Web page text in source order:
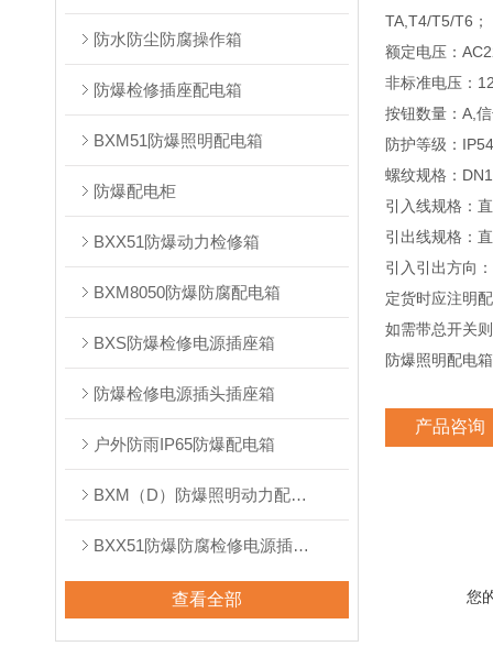
防水防尘防腐操作箱
防爆检修插座配电箱
BXM51防爆照明配电箱
防爆配电柜
BXX51防爆动力检修箱
BXM8050防爆防腐配电箱
BXS防爆检修电源插座箱
防爆检修电源插头插座箱
户外防雨IP65防爆配电箱
BXM（D）防爆照明动力配电箱
BXX51防爆防腐检修电源插座箱
查看全部
TA,T4/T5/T6；
额定电压：
非标准电压：
按钮数量：A,
防护等级：
螺纹规格：
引入线规格：
引出线规格：
引入引出方向
定货时应注明
如需带总开关
防爆照明配电
产品咨询
您